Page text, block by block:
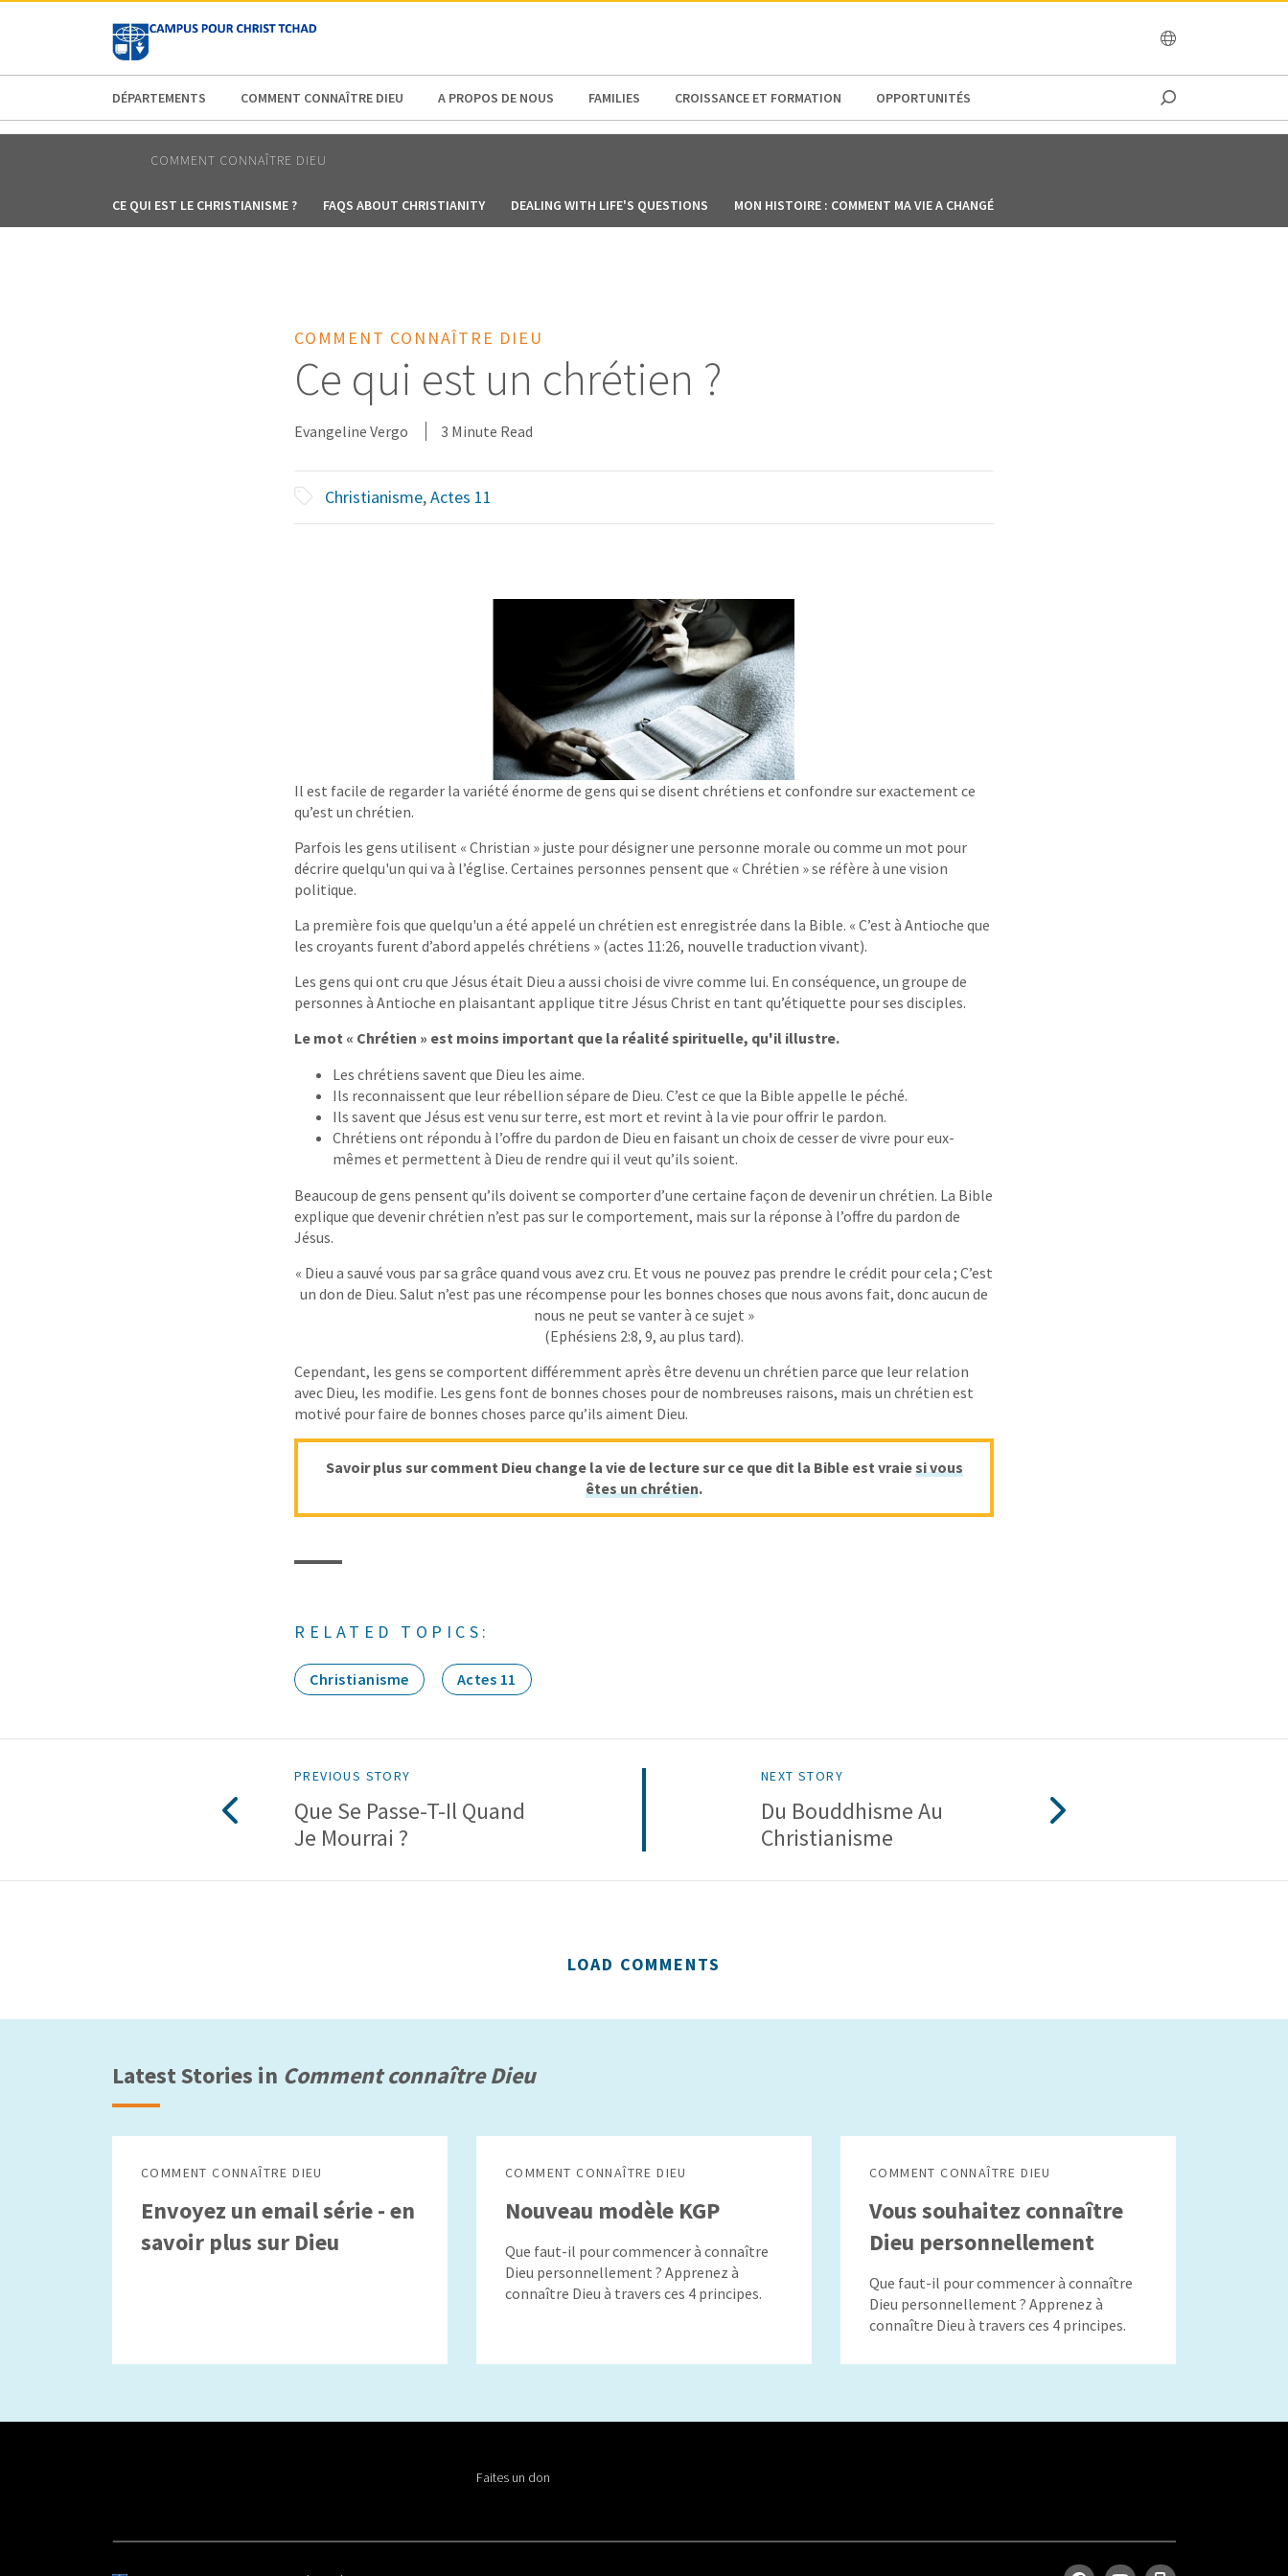
AFRICA ASIA EUROPE
DÉPARTEMENTS COMMENT CONNAÎTRE DIEU A PROPOS DE NOUS FAMILIES CROISSANCE ET FORMATION OPPORTUNITÉS
COMMENT CONNAÎTRE DIEU
CE QUI EST LE CHRISTIANISME ? FAQS ABOUT CHRISTIANITY DEALING WITH LIFE'S QUESTIONS MON HISTOIRE : COMMENT MA VIE A CHANGÉ
COMMENT CONNAÎTRE DIEU
Ce qui est un chrétien ?
Evangeline Vergo 3 Minute Read
Christianisme,Actes 11
Il est facile de regarder la variété énorme de gens qui se disent chrétiens et confondre sur exactement ce
qu’est un chrétien.
Parfois les gens utilisent « Christian » juste pour désigner une personne morale ou comme un mot pour
décrire quelqu'un qui va à l’église. Certaines personnes pensent que « Chrétien » se réfère à une vision
politique.
La première fois que quelqu'un a été appelé un chrétien est enregistrée dans la Bible. « C’est à Antioche que
les croyants furent d’abord appelés chrétiens » (actes 11:26, nouvelle traduction vivant).
Les gens qui ont cru que Jésus était Dieu a aussi choisi de vivre comme lui. En conséquence, un groupe de
personnes à Antioche en plaisantant applique titre Jésus Christ en tant qu’étiquette pour ses disciples.
Le mot « Chrétien » est moins important que la réalité spirituelle, qu'il illustre.
Les chrétiens savent que Dieu les aime.
Ils reconnaissent que leur rébellion sépare de Dieu. C’est ce que la Bible appelle le péché.
Ils savent que Jésus est venu sur terre, est mort et revint à la vie pour offrir le pardon.
Chrétiens ont répondu à l’offre du pardon de Dieu en faisant un choix de cesser de vivre pour eux-
mêmes et permettent à Dieu de rendre qui il veut qu’ils soient.
Beaucoup de gens pensent qu’ils doivent se comporter d’une certaine façon de devenir un chrétien. La Bible
explique que devenir chrétien n’est pas sur le comportement, mais sur la réponse à l’offre du pardon de
Jésus.
« Dieu a sauvé vous par sa grâce quand vous avez cru. Et vous ne pouvez pas prendre le crédit pour cela ; C’est
un don de Dieu. Salut n’est pas une récompense pour les bonnes choses que nous avons fait, donc aucun de
nous ne peut se vanter à ce sujet »
(Ephésiens 2:8, 9, au plus tard).
Cependant, les gens se comportent différemment après être devenu un chrétien parce que leur relation
avec Dieu, les modifie. Les gens font de bonnes choses pour de nombreuses raisons, mais un chrétien est
motivé pour faire de bonnes choses parce qu’ils aiment Dieu.
Savoir plus sur comment Dieu change la vie de lecture sur ce que dit la Bible est vraiesi vous
êtes un chrétien.
RELATED TOPICS:
Christianisme Actes 11
PREVIOUS STORY
Que Se Passe-T-Il Quand
Je Mourrai ?
NEXT STORY
Du Bouddhisme Au
Christianisme
LOAD COMMENTS
Latest Stories in Comment connaître Dieu
COMMENT CONNAÎTRE DIEU
Envoyez un email série - en
savoir plus sur Dieu
COMMENT CONNAÎTRE DIEU
Nouveau modèle KGP
Que faut-il pour commencer à connaître
Dieu personnellement ? Apprenez à
connaître Dieu à travers ces 4 principes.
COMMENT CONNAÎTRE DIEU
Vous souhaitez connaître
Dieu personnellement
Que faut-il pour commencer à connaître
Dieu personnellement ? Apprenez à
connaître Dieu à travers ces 4 principes.
Faites un don